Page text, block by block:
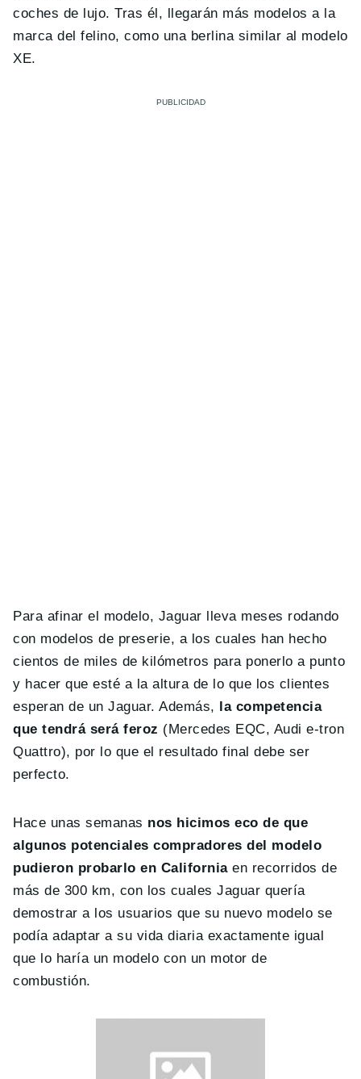
coches de lujo. Tras él, llegarán más modelos a la
marca del felino, como una berlina similar al modelo
XE.
Para afinar el modelo, Jaguar lleva meses rodando
con modelos de preserie, a los cuales han hecho
cientos de miles de kilómetros para ponerlo a punto
y hacer que esté a la altura de lo que los clientes
esperan de un Jaguar. Además, la competencia
que tendrá será feroz (Mercedes EQC, Audi e-tron
Quattro), por lo que el resultado final debe ser
perfecto.
Hace unas semanas nos hicimos eco de que
algunos potenciales compradores del modelo
pudieron probarlo en Californiaen recorridos de
más de 300 km, con los cuales Jaguar quería
demostrar a los usuarios que su nuevo modelo se
podía adaptar a su vida diaria exactamente igual
que lo haría un modelo con un motor de
combustión.